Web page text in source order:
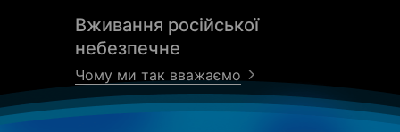
Вживання російської
небезпечне
Чому ми так вважаємо